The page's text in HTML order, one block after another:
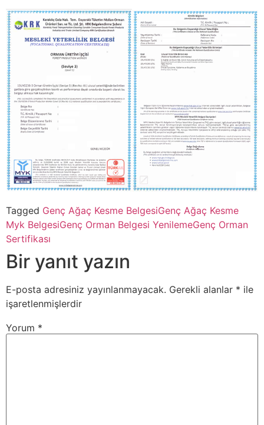
Tagged Genç Ağaç Kesme BelgesiGenç Ağaç Kesme
Myk BelgesiGenç Orman Belgesi YenilemeGenç Orman
Sertifikası
Bir yanıt yazın
E-posta adresiniz yayınlanmayacak. Gerekli alanlar * ile
işaretlenmişlerdir
Yorum *